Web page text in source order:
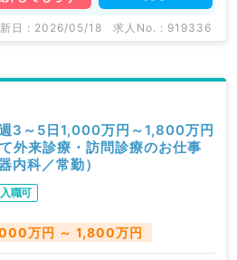
日 : 2026/05/18 求人No. : 919336
週3～5日1,000万円～1,800万円
外来診療・訪問診療のお仕事
内科／常勤）
職可
万円 ～ 1,800万円